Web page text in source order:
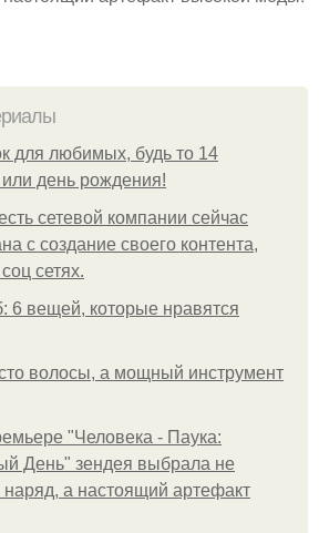
для любимых, будь то 14
день рождения!
сетевой компании сейчас
с создание своего контента,
сетях.
6 вещей, которые нравятся
волосы, а мощный инструмент
"Человека - Паука:
День" зендея выбрала не
наряд, а настоящий артефакт